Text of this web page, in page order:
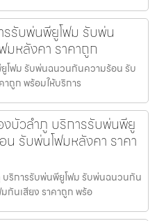
รับพ่นพียูโฟม รับพ่น
หลังคา ราคาถูก
โฟม รับพ่นฉนวนกันความร้อน รับ
ถูก พร้อมให้บริการ
บัวลำภู บริการรับพ่นพียู
รับพ่นโฟมหลังคา ราคา
ริการรับพ่นพียูโฟม รับพ่นฉนวนกัน
กันเสียง ราคาถูก พร้อ